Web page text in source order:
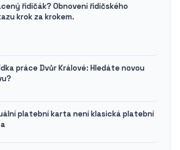
řidičák? Obnovení řidičského
krok za krokem.
práce Dvůr Králové: Hledáte novou
platební karta není klasická platební